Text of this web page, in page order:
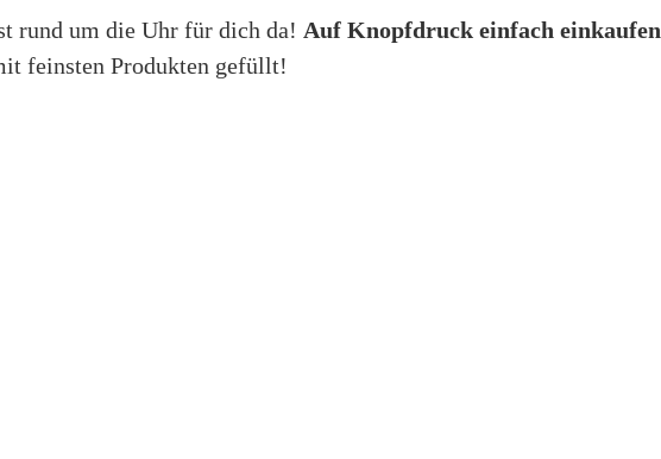
rund um die Uhr für dich da! Auf Knopfdruck einfach einkaufen
feinsten Produkten gefüllt!